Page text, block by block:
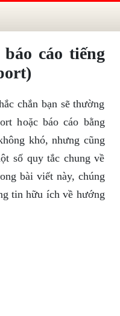
cáo tiếng
chắn bạn sẽ thường
hoặc báo cáo bằng
khó, nhưng cũng
số quy tắc chung về
bài viết này, chúng
tin hữu ích về hướng